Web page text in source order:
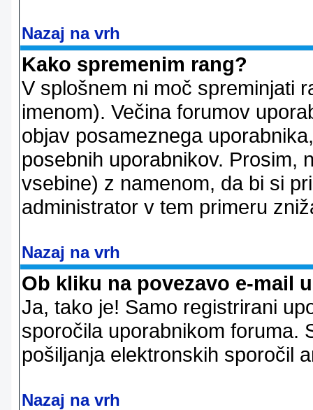
Nazaj na vrh
Kako spremenim rang?
V splošnem ni moč spreminjati
imenom). Večina forumov
objav posameznega
posebnih uporabnikov. Prosim,
vsebine) z namenom, da bi si
administrator v tem primeru
Nazaj na vrh
Ob kliku na povezavo e-mail
Ja, tako je! Samo registrirani
sporočila uporabnikom foruma.
pošiljanja elektronskih sporočil
Nazaj na vrh